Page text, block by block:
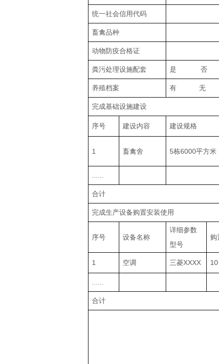
统一社会信用代码
畜禽品种
动物防疫合格证
粪污处理设施配套 是 否
养殖档案 有 无
完成基础设施建设
序号 建设内容 建设规格
1 畜禽舍 5栋6000平方米
合计
完成生产设备购置安装使用
序号 设备名称
详细参数
型号
购
1 空调 三菱XXXX
合计